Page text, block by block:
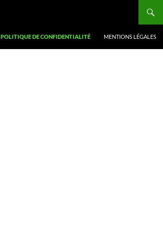
POLITIQUE DE CONFIDENTIALITÉ MENTIONS LÉGALES